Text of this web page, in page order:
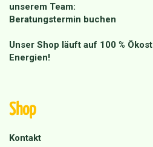
unserem Team:
Beratungstermin buchen
Unser Shop läuft auf 100 %
Energien!
Shop
Kontakt